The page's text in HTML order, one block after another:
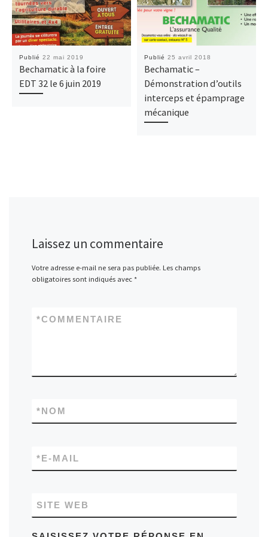
Publié 22 mai 2019
Bechamatic à la foire
EDT 32 le 6 juin 2019
Publié 25 avril 2018
Bechamatic –
Démonstration d’outils
interceps et épamprage
mécanique
Laissez un commentaire
Votre adresse e-mail ne sera pas publiée. Les champs
obligatoires sont indiqués avec *
COMMENTAIRE
*
NOM
*
E-MAIL
*
SITE WEB